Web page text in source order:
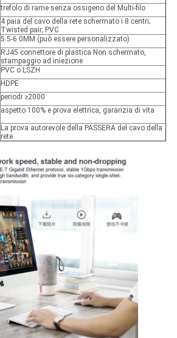
trefolo di rame senza ossigeno del Multi-filo
4 paia del cavo della rete schermato i 8 centri;
Twisted pair; PVC
5.5-6.0MM (può essere personalizzato)
RJ45 connettore di plastica Non schermato,
stampaggio ad iniezione
PVC o LSZH
HDPE
periodi ≥2000
aspetto 100% e prova elettrica, garanzia di vita
La prova autorevole della PASSERA del cavo della
rete